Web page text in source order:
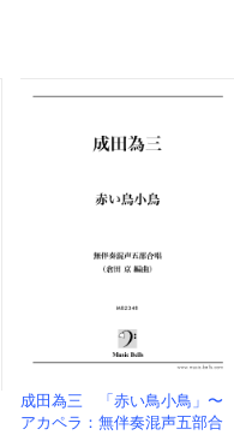
成田為三 「赤い鳥小鳥」〜
アカペラ：無伴奏混声五部合